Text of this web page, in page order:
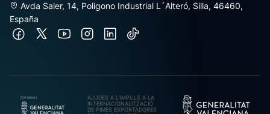
Avda Saler, 14, Poligono Industrial L´Alteró, Silla, 46460,
España
AJUDES A L’IMPULS A LA
INTERNACIONALITZACIÓ
DE PIMES EXPORTADORES